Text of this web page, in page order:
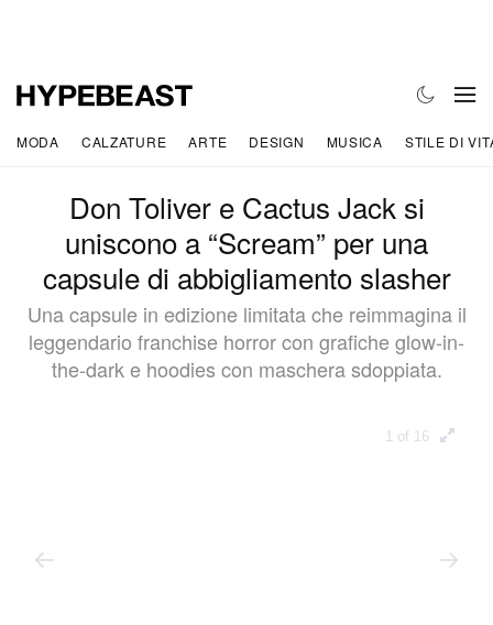
MODA CALZATURE ARTE DESIGN MUSICA STILE DI
Don Toliver e Cactus Jack si
uniscono a “Scream” per una
capsule di abbigliamento slasher
Una capsule in edizione limitata che reimmagina il
leggendario franchise horror con grafiche glow-in-
the-dark e hoodies con maschera sdoppiata.
1 of 16